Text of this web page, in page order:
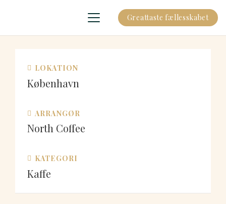
Greattaste fællesskabet
LOKATION
København
ARRANGØR
North Coffee
KATEGORI
Kaffe